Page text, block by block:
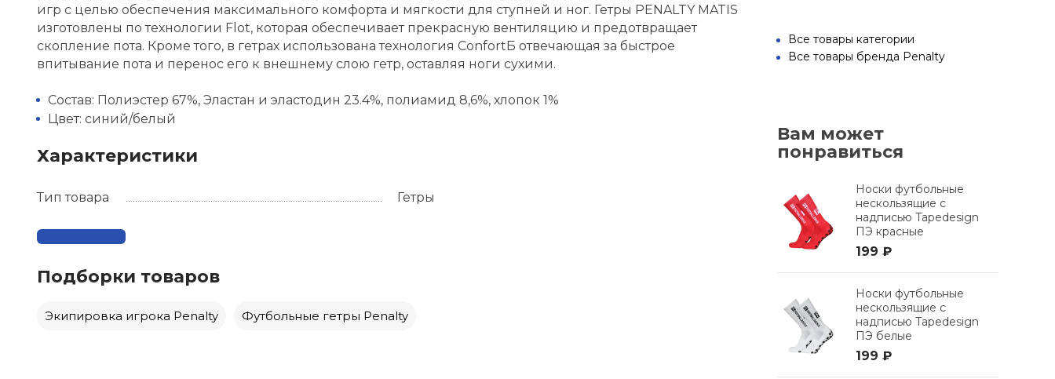
игр с целью обеспечения максимального комфорта и мягкости для ступней и ног. Гетры PENALTY MATIS
изготовлены по технологии Flot, которая обеспечивает прекрасную вентиляцию и предотвращает
скопление пота. Кроме того, в гетрах использована технология ConfortБ отвечающая за быстрое
впитывание пота и перенос его к внешнему слою гетр, оставляя ноги сухими.
Состав: Полиэстер 67%, Эластан и эластодин 23.4%, полиамид 8,6%, хлопок 1%
Цвет: синий/белый
Характеристики
Тип товара Гетры
Подборки товаров
Экипировка игрока Penalty Футбольные гетры Penalty
Все товары категории
Все товары бренда Penalty
Вам может
понравиться
Носки футбольные
нескользящие с
надписью Tapedesign
ПЭ красные
199 ₽
Носки футбольные
нескользящие с
надписью Tapedesign
ПЭ белые
199 ₽